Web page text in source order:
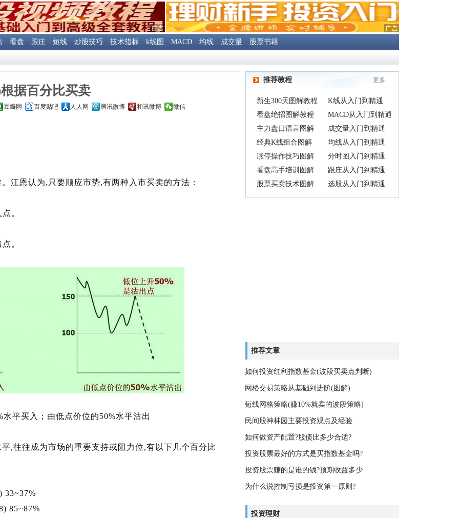
看盘 跟庄 短线 炒股技巧 技术指标 k线图 MACD 均线 成交量 股票书籍
据百分比买卖
豆瓣网 百度贴吧 人人网 腾讯微博 和讯微博 微信
恩认为,只要顺应市势,有两种入市买卖的方法：
。
。
平买入；由低点价位的50%水平沽出
往成为市场的重要支持或阻力位,有以下几个百分比
85~87%
推荐教程 更多
新生300天图解教程
看盘绝招图解教程
主力盘口语言图解
经典K线组合图解
涨停操作技巧图解
看盘高手培训图解
股票买卖技术图解
K线从入门到精通
MACD从入门到精通
成交量入门到精通
均线从入门到精通
分时图入门到精通
跟庄从入门到精通
选股从入门到精通
推荐文章
如何投资红利指数基金(波段买卖点判断)
网格交易策略从基础到进阶(图解)
短线网格策略(赚10%就卖的波段策略)
民间股神林园主要投资观点及经验
如何做资产配置?股债比多少合适?
投资股票最好的方式是买指数基金吗?
投资股票赚的是谁的钱?预期收益多少
为什么说控制亏损是投资第一原则?
投资理财